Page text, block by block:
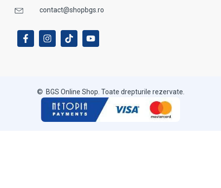
contact@shopbgs.ro
© BGS Online Shop. Toate drepturile rezervate.